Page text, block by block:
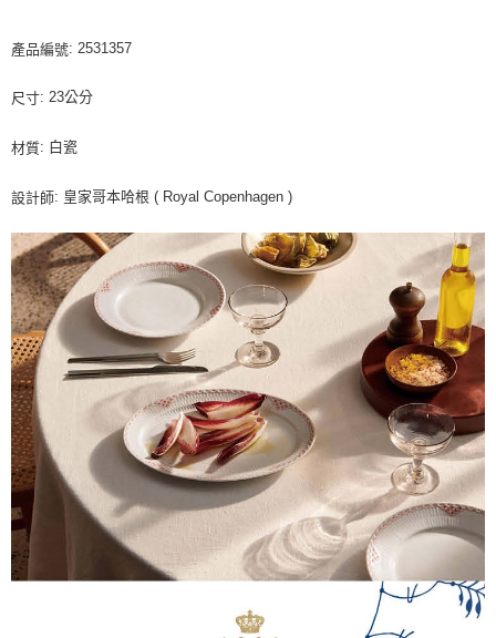
產品編號: 2531357
尺寸: 23公分
材質: 白瓷
設計師: 皇家哥本哈根 ( Royal Copenhagen )